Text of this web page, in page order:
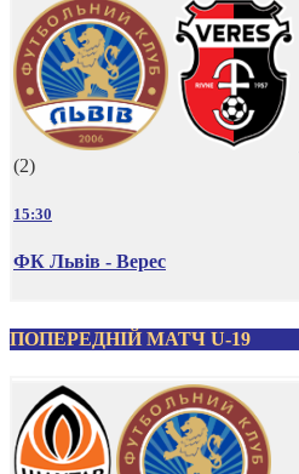
(2)
15:30
ФК Львів - Верес
ПОПЕРЕДНІЙ МАТЧ U-19